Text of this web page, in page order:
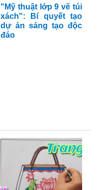
"Mỹ thuật lớp 9 vẽ túi
xách": Bí quyết tạo
dự án sáng tạo độc
đáo